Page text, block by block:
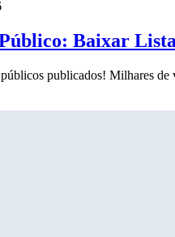
Baixar
publicados! Milhares de